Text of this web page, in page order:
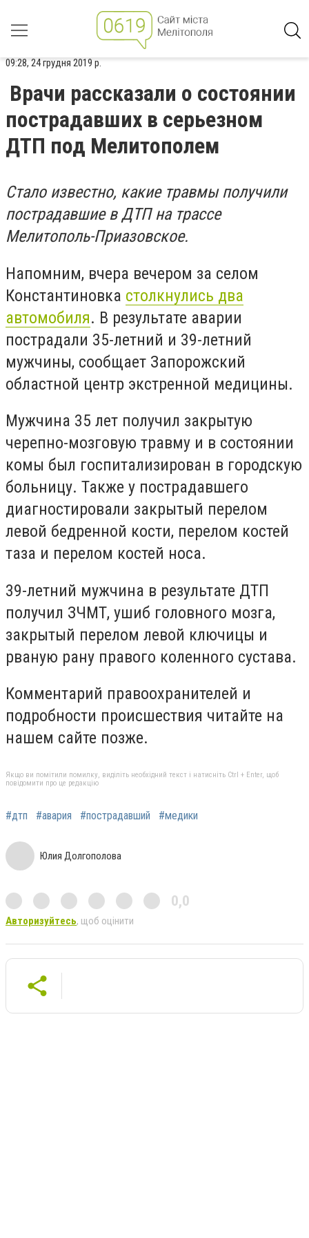
09:28, 24 грудня 2019 р.
Врачи рассказали о состоянии
пострадавших в серьезном
ДТП под Мелитополем
Стало известно, какие травмы получили
пострадавшие в ДТП на трассе
Мелитополь-Приазовское.
Напомним, вчера вечером за селом
Константиновка столкнулись два
автомобиля. В результате аварии
пострадали 35-летний и 39-летний
мужчины, сообщает Запорожский
областной центр экстренной медицины.
Мужчина 35 лет получил закрытую
черепно-мозговую травму и в состоянии
комы был госпитализирован в городскую
больницу. Также у пострадавшего
диагностировали закрытый перелом
левой бедренной кости, перелом костей
таза и перелом костей носа.
39-летний мужчина в результате ДТП
получил ЗЧМТ, ушиб головного мозга,
закрытый перелом левой ключицы и
рваную рану правого коленного сустава.
Комментарий правоохранителей и
подробности происшествия читайте на
нашем сайте позже.
Якщо ви помітили помилку, виділіть необхідний текст і натисніть Ctrl + Enter, щоб
повідомити про це редакцію
#дтп #авария #пострадавший #медики
Юлия Долгополова
0,0
Авторизуйтесь, щоб оцінити